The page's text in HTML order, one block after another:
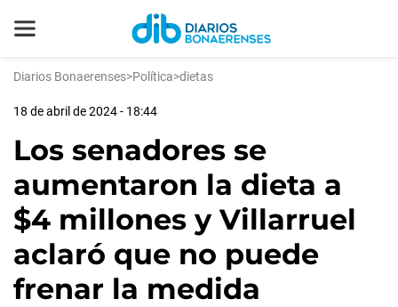
Diarios Bonaerenses>Política>dietas
18 de abril de 2024 - 18:44
Los senadores se
aumentaron la dieta a
$4 millones y Villarruel
aclaró que no puede
frenar la medida